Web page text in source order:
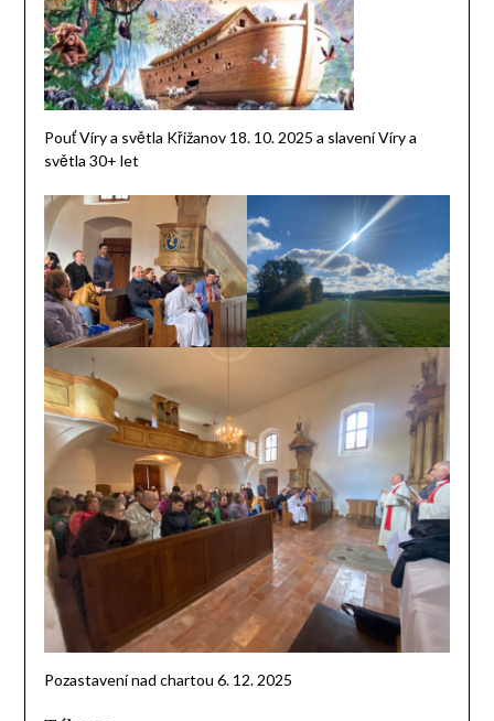
Pouť Víry a světla Křižanov 18. 10. 2025 a slavení Víry a
světla 30+ let
Pozastavení nad chartou 6. 12. 2025